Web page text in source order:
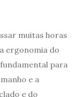
muitas horas
ergonomia do
para
e a
e do